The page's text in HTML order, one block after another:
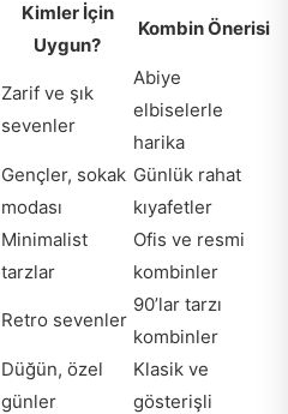
Kimler İçin
Uygun?
Kombin Önerisi
Zarif ve şık
sevenler
Abiye
elbiselerle
harika
Gençler, sokak
modası
Günlük rahat
kıyafetler
Minimalist
tarzlar
Ofis ve resmi
kombinler
Retro sevenler
90’lar tarzı
kombinler
Düğün, özel
günler
Klasik ve
gösterişli